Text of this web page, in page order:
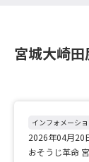
宮城大崎
インフォメーシ
2026年04月20
おそうじ革命